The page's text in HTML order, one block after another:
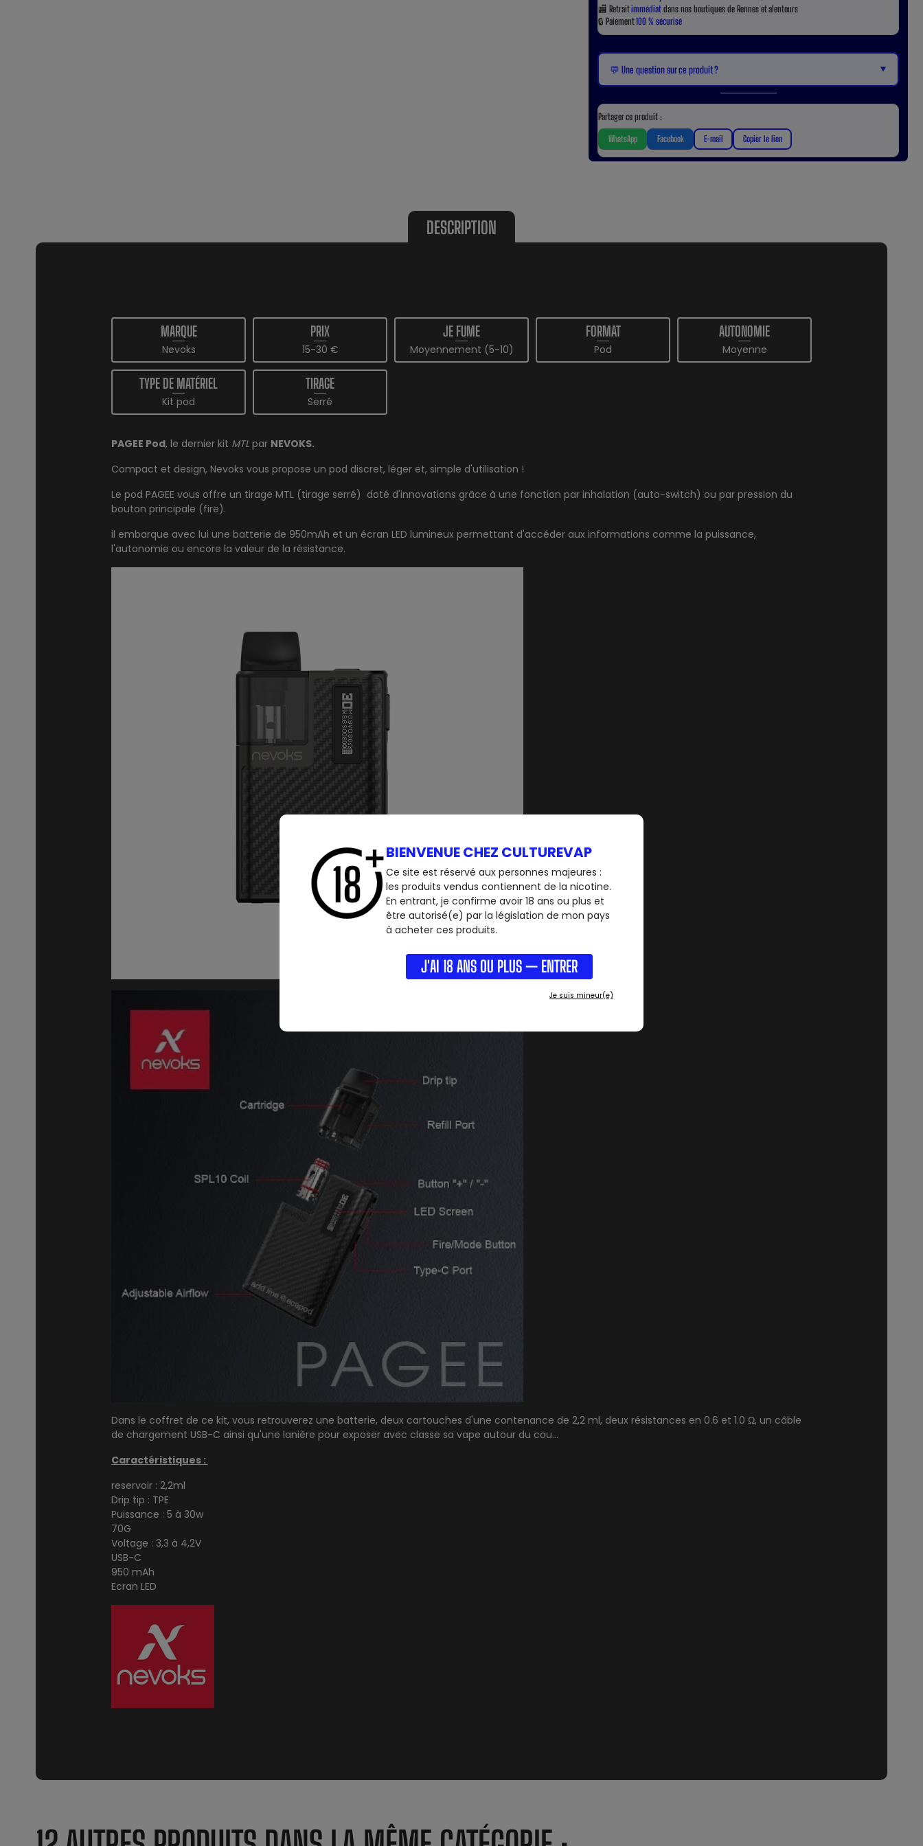
BIENVENUE CHEZ CULTUREVAP
Ce site est réservé aux personnes majeures :
les produits vendus contiennent de la nicotine.
En entrant, je confirme avoir 18 ans ou plus et
être autorisé(e) par la législation de mon pays
à acheter ces produits.
J'AI 18 ANS OU PLUS — ENTRER
Je suis mineur(e)
🏬 Retraitimmédiatdans nos boutiques de Rennes et alentours
🔒 Paiement100 % sécurisé
💬 Une question sur ce produit ? ▼
Partager ce produit :
WhatsApp Facebook E-mail Copier le lien
DESCRIPTION
MARQUE
Nevoks
PRIX
15-30 €
JE FUME
Moyennement (5-10)
FORMAT
Pod
AUTONOMIE
Moyenne
TYPE DE MATÉRIEL
Kit pod
TIRAGE
Serré
PAGEE Pod, le dernier kit MTL par NEVOKS.
Compact et design, Nevoks vous propose un pod discret, léger et, simple d'utilisation !
Le pod PAGEE vous offre un tirage MTL (tirage serré) doté d'innovations grâce à une fonction par inhalation (auto-switch) ou par pression du
bouton principale (fire).
il embarque avec lui une batterie de 950mAh et un écran LED lumineux permettant d'accéder aux informations comme la puissance,
l'autonomie ou encore la valeur de la résistance.
Dans le coffret de ce kit, vous retrouverez une batterie, deux cartouches d'une contenance de 2,2 ml, deux résistances en 0.6 et 1.0 Ω, un câble
de chargement USB-C ainsi qu'une lanière pour exposer avec classe sa vape autour du cou...
Caractéristiques :
reservoir : 2,2ml
Drip tip : TPE
Puissance : 5 à 30w
70G
Voltage : 3,3 à 4,2V
USB-C
950 mAh
Ecran LED